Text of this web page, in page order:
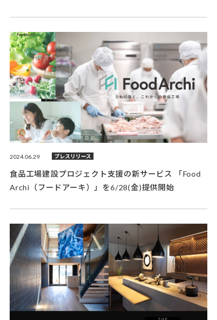
2024.06.29 プレスリリース
食品工場建設プロジェクト支援の新サービス 「Food
Archi（フードアーキ）」を6/28(金)提供開始